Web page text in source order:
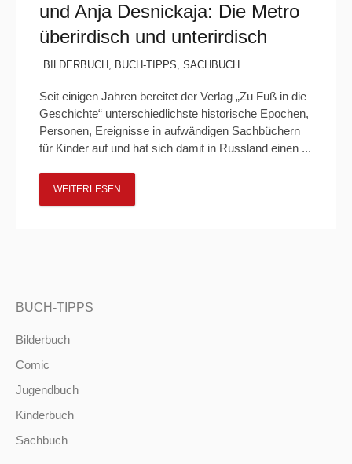
und Anja Desnickaja: Die Metro
überirdisch und unterirdisch
BILDERBUCH , BUCH-TIPPS, SACHBUCH
Seit einigen Jahren bereitet der Verlag „Zu Fuß in die
Geschichte“ unterschiedlichste historische Epochen,
Personen, Ereignisse in aufwändigen Sachbüchern
für Kinder auf und hat sich damit in Russland einen ...
WEITERLESEN
BUCH-TIPPS
Bilderbuch
Comic
Jugendbuch
Kinderbuch
Sachbuch